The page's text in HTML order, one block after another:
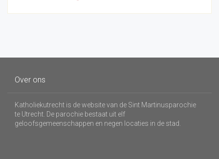
Over ons
Katholiekutrecht is de website van de Sint Martinusparochie
te Utrecht. De parochie bestaat uit elf
geloofsgemeenschappen en negen locaties in de stad.